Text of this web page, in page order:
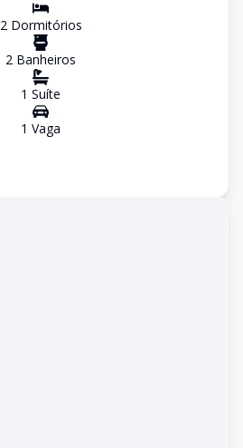
2Dormitórios
2 Banheiros
1 Suíte
1 Vaga